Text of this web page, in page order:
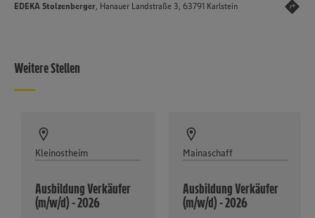
EDEKA Stolzenberger, Hanauer Landstraße 3, 63791 Karlstein
Weitere Stellen
Kleinostheim
Ausbildung Verkäufer
(m/w/d) - 2026
Mainaschaff
Ausbildung Verkäufer
(m/w/d) - 2026